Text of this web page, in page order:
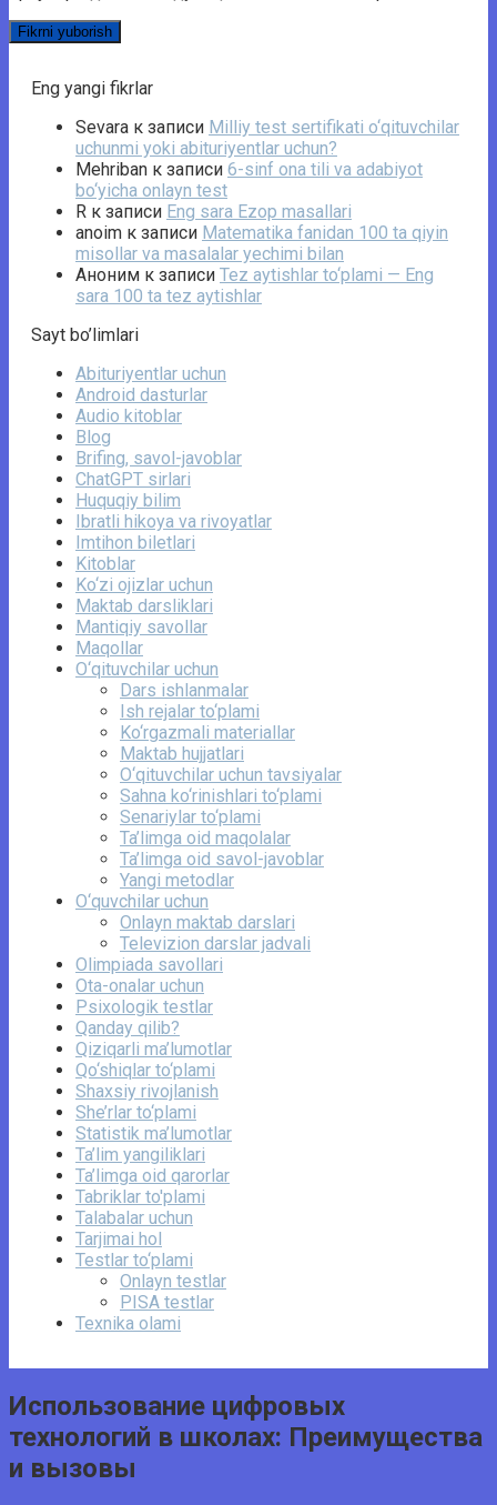
Eng yangi fikrlar
Sevara к записи Milliy test sertifikati o‘qituvchilar
uchunmi yoki abituriyentlar uchun?
Mehriban к записи 6-sinf ona tili va adabiyot
bo‘yicha onlayn test
R к записи Eng sara Ezop masallari
anoim к записи Matematika fanidan 100 ta qiyin
misollar va masalalar yechimi bilan
Аноним к записи Tez aytishlar to‘plami — Eng
sara 100 ta tez aytishlar
Sayt bo’limlari
Abituriyentlar uchun
Android dasturlar
Audio kitoblar
Blog
Brifing, savol-javoblar
ChatGPT sirlari
Huquqiy bilim
Ibratli hikoya va rivoyatlar
Imtihon biletlari
Kitoblar
Ko‘zi ojizlar uchun
Maktab darsliklari
Mantiqiy savollar
Maqollar
O‘qituvchilar uchun
Dars ishlanmalar
Ish rejalar to‘plami
Ko‘rgazmali materiallar
Maktab hujjatlari
O‘qituvchilar uchun tavsiyalar
Sahna ko‘rinishlari to‘plami
Senariylar to‘plami
Ta’limga oid maqolalar
Ta’limga oid savol-javoblar
Yangi metodlar
O‘quvchilar uchun
Onlayn maktab darslari
Televizion darslar jadvali
Olimpiada savollari
Ota-onalar uchun
Psixologik testlar
Qanday qilib?
Qiziqarli ma’lumotlar
Qo‘shiqlar to‘plami
Shaxsiy rivojlanish
She’rlar to‘plami
Statistik ma’lumotlar
Ta’lim yangiliklari
Ta’limga oid qarorlar
Tabriklar to'plami
Talabalar uchun
Tarjimai hol
Testlar to‘plami
Onlayn testlar
PISA testlar
Texnika olami
Использование цифровых
технологий в школах: Преимущества
и вызовы